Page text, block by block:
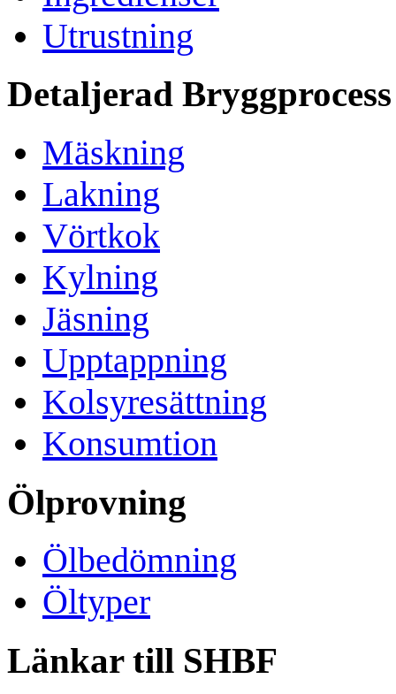
Utrustning
Detaljerad Bryggprocess
Mäskning
Lakning
Vörtkok
Kylning
Jäsning
Upptappning
Kolsyresättning
Konsumtion
Ölprovning
Ölbedömning
Öltyper
Länkar till SHBF